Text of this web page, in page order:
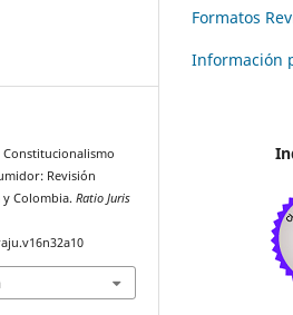
Constitucionalismo
Revisión
y Colombia.Ratio Juris
Formatos
Información